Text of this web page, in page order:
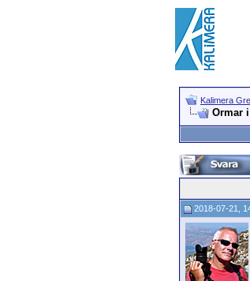
Kalimera
Ormar
2018-07-21,